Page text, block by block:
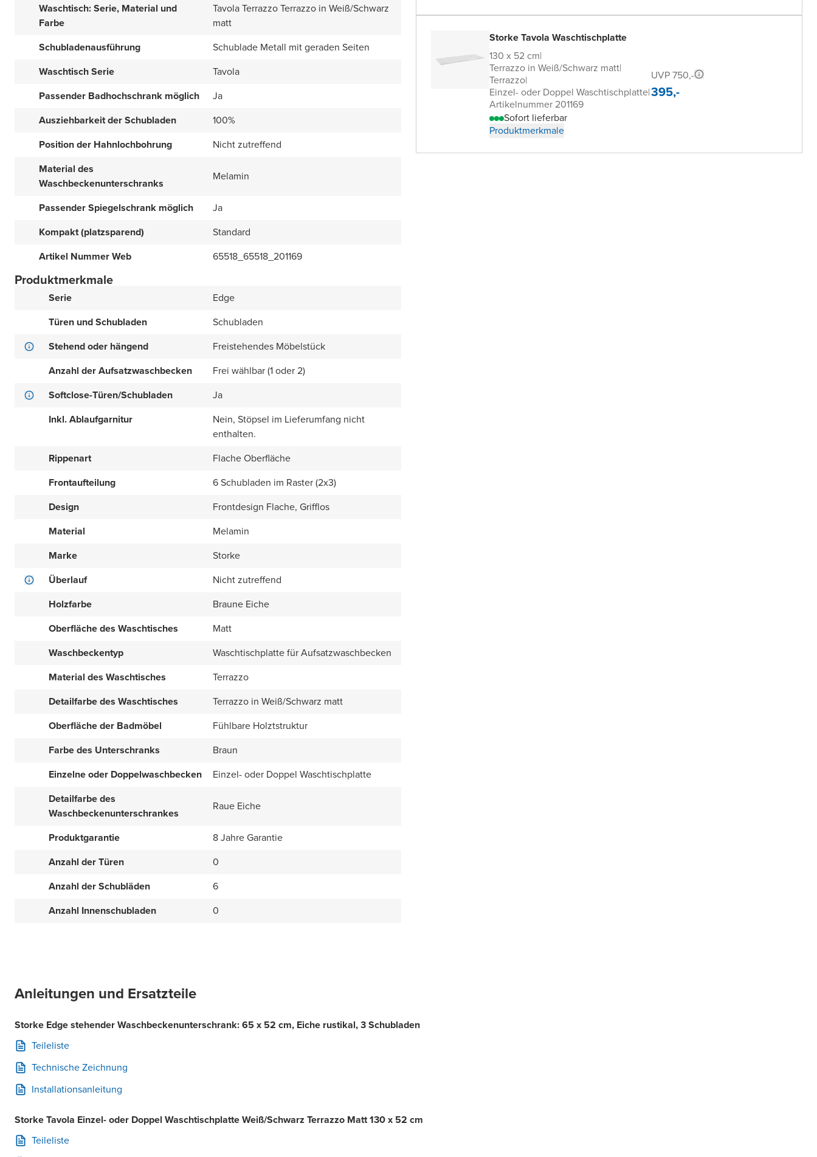
Waschtisch: Serie, Material und
Farbe
Tavola Terrazzo Terrazzo in Weiß/Schwarz
matt
Schubladenausführung
Schublade Metall mit geraden Seiten
Waschtisch Serie
Tavola
Passender Badhochschrank möglich
Ja
Ausziehbarkeit der Schubladen
100%
Position der Hahnlochbohrung
Nicht zutreffend
Material des
Waschbeckenunterschranks
Melamin
Passender Spiegelschrank möglich
Ja
Kompakt (platzsparend)
Standard
Artikel Nummer Web
65518_65518_201169
Produktmerkmale
Serie
Edge
Türen und Schubladen
Schubladen
Stehend oder hängend
Freistehendes Möbelstück
Anzahl der Aufsatzwaschbecken
Frei wählbar (1 oder 2)
Softclose-Türen/Schubladen
Ja
Inkl. Ablaufgarnitur
Nein, Stöpsel im Lieferumfang nicht
enthalten.
Rippenart
Flache Oberfläche
Frontaufteilung
6 Schubladen im Raster (2x3)
Design
Frontdesign Flache, Grifflos
Material
Melamin
Marke
Storke
Überlauf
Nicht zutreffend
Holzfarbe
Braune Eiche
Oberfläche des Waschtisches
Matt
Waschbeckentyp
Waschtischplatte für Aufsatzwaschbecken
Material des Waschtisches
Terrazzo
Detailfarbe des Waschtisches
Terrazzo in Weiß/Schwarz matt
Oberfläche der Badmöbel
Fühlbare Holztstruktur
Farbe des Unterschranks
Braun
Einzelne oder Doppelwaschbecken
Einzel- oder Doppel Waschtischplatte
Detailfarbe des
Waschbeckenunterschrankes
Raue Eiche
Produktgarantie
8 Jahre Garantie
Anzahl der Türen
0
Anzahl der Schubläden
6
Anzahl Innenschubladen
0
Storke Tavola Waschtischplatte
130 x 52 cm|
Terrazzo in Weiß/Schwarz matt|
Terrazzo|
Einzel- oder Doppel Waschtischplatte|
Artikelnummer 201169
Sofort lieferbar
Produktmerkmale
UVP 750,-
395,-
Anleitungen und Ersatzteile
Storke Edge stehender Waschbeckenunterschrank: 65 x 52 cm, Eiche rustikal, 3 Schubladen
Teileliste
Technische Zeichnung
Installationsanleitung
Storke Tavola Einzel- oder Doppel Waschtischplatte Weiß/Schwarz Terrazzo Matt 130 x 52 cm
Teileliste